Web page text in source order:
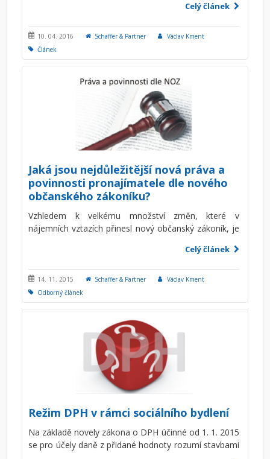
změnila povinnosti vlastníka v souvislosti s
energetickou náročností budov.
Celý článek
10. 04. 2016 Schaffer & Partner
Václav Kment
Článek
Jaká jsou nejdůležitější nová práva a
povinnosti pronajímatele dle nového
občanského zákoníku?
Vzhledem k velkému množství změn, které v
nájemních vztazích přinesl nový občanský zákoník, je
i nová práva, ale zejména nové povinnosti, které by
měl pronajímatel bytu dodržovat.
Celý článek
14. 11. 2015 Schaffer & Partner
Václav Kment
Odborný článek
Režim DPH v rámci sociálního bydlení
Na základě novely zákona o DPH účinné od 1. 1. 2015
se pro účely daně z přidané hodnoty rozumí stavbami